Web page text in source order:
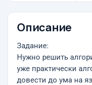
Описание
Задание:
Нужно решить
уже практически
довести до ума на